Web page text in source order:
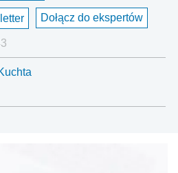
Dołącz do ekspertów